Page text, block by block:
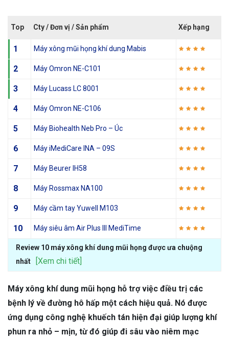
Top Cty / Đơn vị / Sản phẩm Xếp hạng
1 Máy xông mũi họng khí dung Mabis
2 Máy Omron NE-C101
3 Máy Lucass LC 8001
4 Máy Omron NE-C106
5 Máy Biohealth Neb Pro – Úc
6 Máy iMediCare INA – 09S
7 Máy Beurer IH58
8 Máy Rossmax NA100
9 Máy cầm tay Yuwell M103
10 Máy siêu âm Air Plus III MediTime
Review 10 máy xông khí dung mũi họng được ưa chuộng
nhất
[Xem chi tiết]
Máy xông khí dung mũi họng hỗ trợ việc điều trị các
bệnh lý về đường hô hấp một cách hiệu quả. Nó được
ứng dụng công nghệ khuếch tán hiện đại giúp lượng khí
phun ra nhỏ – mịn, từ đó giúp đi sâu vào niêm mạc